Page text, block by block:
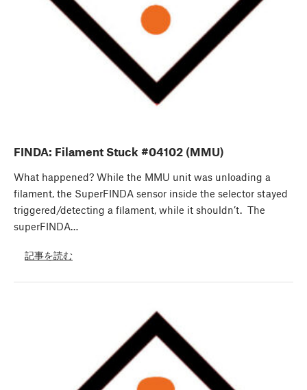
FINDA: Filament Stuck #04102 (MMU)
What happened? While the MMU unit was unloading a
filament, the SuperFINDA sensor inside the selector stayed
triggered/detecting a filament, while it shouldn’t. The
superFINDA…
記事を読む